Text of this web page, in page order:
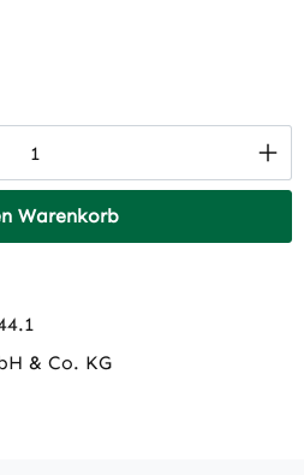
den gewünschten
Warenkorb
& Co. KG